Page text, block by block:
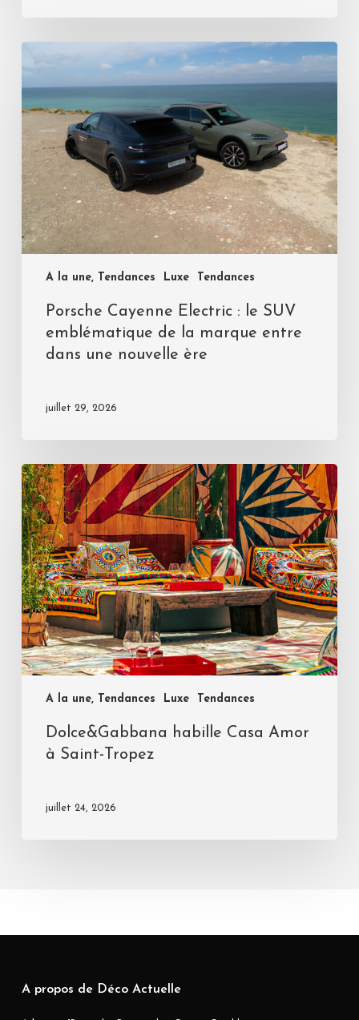
A la une, Tendances Luxe Tendances
Porsche Cayenne Electric : le SUV
emblématique de la marque entre
dans une nouvelle ère
juillet 29, 2026
A la une, Tendances Luxe Tendances
Dolce&Gabbana habille Casa Amor
à Saint-Tropez
juillet 24, 2026
A propos de Déco Actuelle